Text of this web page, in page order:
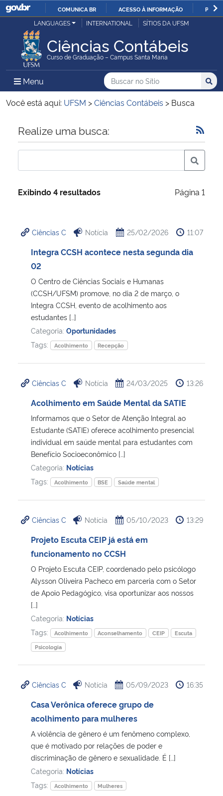
IR
O
COMUNICA BR ACESSO À INFORMAÇÃO
Ministério da Justiça e Segurança Pública
Ministério da Defesa
Ministério das Relações Exteriores
Ministério da Economia
Ministério da Infraestrutura
Ministério da Cidadania
Ministério da Saúde
Ministério de Minas e Energia
Ministério da Ciência, Tecnologia, Inovações e Comunicações
Ministério do Meio Ambiente
Ministério do Turismo
Controladoria-Geral da União
Ministério da Mulher, da Família e dos Direitos Humanos
Secretaria-Geral
Gabinete de Segurança Institucional
Advocacia-Geral da União
Banco Central do Brasil
LANGUAGES INTERNATIONAL SÍTIOS DA UFSM
Ciências Contábeis
Curso de Graduação – Campus Santa Maria
Menu Menu Principal do Sítio
Busca
Buscar no no Sítio
Busca:
Você está aqui: UFSM >Ciências Contábeis > Busca
Início do conteúdo
Realize uma busca:
Exibindo 4 resultados Página 1
Ciências C Notícia 25/02/2026 11:07
Integra CCSH acontece nesta segunda dia
02
O Centro de Ciências Sociais e Humanas
(CCSH/UFSM) promove, no dia 2 de março, o
Integra CCSH, evento de acolhimento aos
estudantes […]
Categoria: Oportunidades
Tags:
Acolhimento Recepção
Ciências C Notícia 24/03/2025 13:26
Acolhimento em Saúde Mental da SATIE
Informamos que o Setor de Atenção Integral ao
Estudante (SATIE) oferece acolhimento presencial
individual em saúde mental para estudantes com
Benefício Socioeconômico […]
Categoria: Notícias
Tags:
Acolhimento BSE Saúde mental
Ciências C Notícia 05/10/2023 13:29
Projeto Escuta CEIP já está em
funcionamento no CCSH
O Projeto Escuta CEIP, coordenado pelo psicólogo
Alysson Oliveira Pacheco em parceria com o Setor
de Apoio Pedagógico, visa oportunizar aos nossos
[…]
Categoria: Notícias
Tags:
Acolhimento Aconselhamento CEIP
Escuta
Psicologia
Ciências C Notícia 05/09/2023 16:35
Casa Verônica oferece grupo de
acolhimento para mulheres
A violência de gênero é um fenômeno complexo,
que é motivado por relações de poder e
discriminação de gênero e sexualidade. É […]
Categoria: Notícias
Tags:
Acolhimento Mulheres